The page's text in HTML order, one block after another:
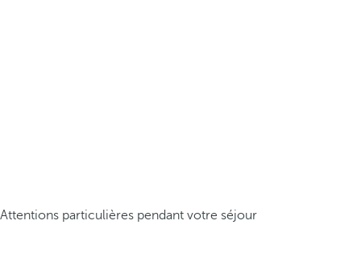
Attentions particulières pendant votre séjour